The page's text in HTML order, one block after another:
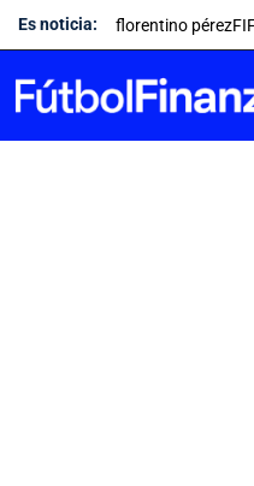
Saltar
al
contenido
Es noticia: florentino pérez